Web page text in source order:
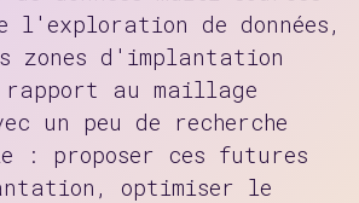
de données,
d'implantation
au maillage
un peu de recherche
: proposer ces futures
optimiser le